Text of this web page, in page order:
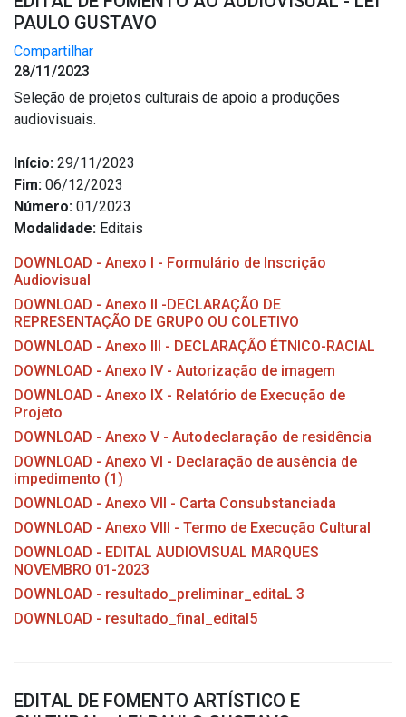
Contato
Página Inicial
PAULO GUSTAVO
Compartilhar
28/11/2023
Seleção de projetos culturais de apoio a produções
audiovisuais.
Início: 29/11/2023
Fim: 06/12/2023
Número: 01/2023
Modalidade: Editais
DOWNLOAD - Anexo I - Formulário de Inscrição
Audiovisual
DOWNLOAD - Anexo II -DECLARAÇÃO DE
REPRESENTAÇÃO DE GRUPO OU COLETIVO
DOWNLOAD - Anexo III - DECLARAÇÃO ÉTNICO-RACIAL
DOWNLOAD - Anexo IV - Autorização de imagem
DOWNLOAD - Anexo IX - Relatório de Execução de
Projeto
DOWNLOAD - Anexo V - Autodeclaração de residência
DOWNLOAD - Anexo VI - Declaração de ausência de
impedimento (1)
DOWNLOAD - Anexo VII - Carta Consubstanciada
DOWNLOAD - Anexo VIII - Termo de Execução Cultural
DOWNLOAD - EDITAL AUDIOVISUAL MARQUES
NOVEMBRO 01-2023
DOWNLOAD - resultado_preliminar_editaL 3
DOWNLOAD - resultado_final_edital5
EDITAL DE FOMENTO ARTÍSTICO E